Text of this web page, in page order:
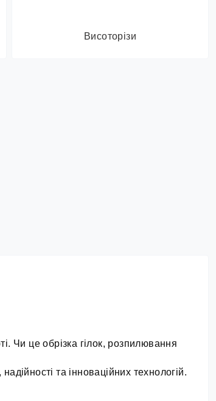
Висоторізи
Чи це обрізка гілок, розпилювання
та інноваційних технологій.